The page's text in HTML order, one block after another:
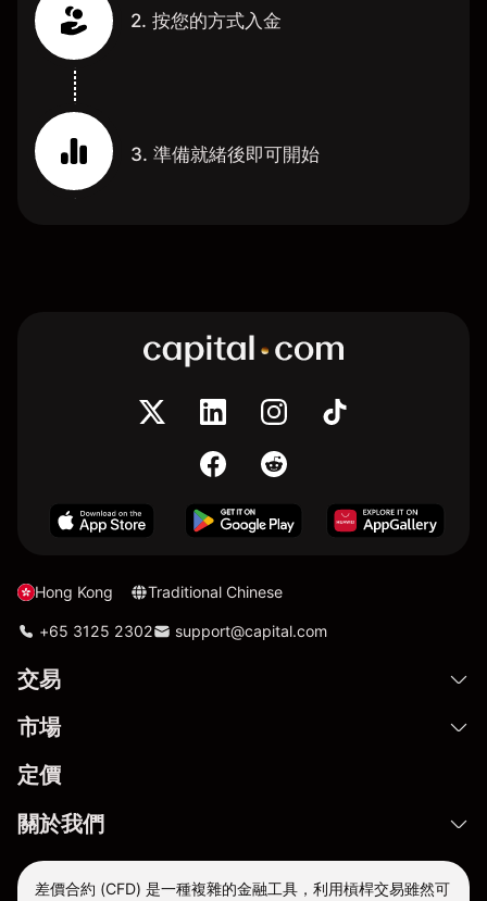
2. 按您的方式入金
3. 準備就緒後即可開始
Hong Kong Traditional Chinese
+65 3125 2302 support@capital.com
交易
市場
定價
關於我們
差價合約 (CFD) 是一種複雜的金融工具，利用槓桿交易雖然可